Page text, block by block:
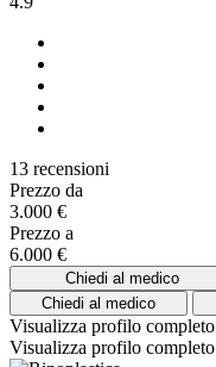
13 recensioni
Prezzo da
3.000 €
Prezzo a
6.000 €
Chiedi al medico
Chiedi al medico
Visualizza profilo completo
Visualizza profilo completo